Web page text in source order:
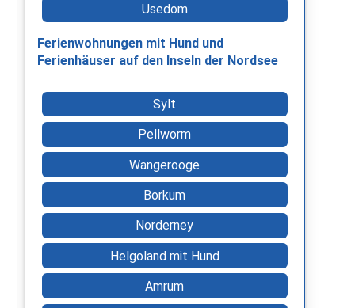
Usedom
Ferienwohnungen mit Hund und
Ferienhäuser auf den Inseln der Nordsee
Sylt
Pellworm
Wangerooge
Borkum
Norderney
Helgoland mit Hund
Amrum